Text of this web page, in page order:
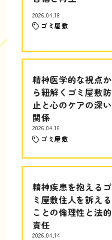
2026.04.18
ゴミ屋敷
精神医学的な視点か
ら紐解くゴミ屋敷防
止と心のケアの深い
関係
2026.04.16
ゴミ屋敷
精神疾患を抱えるゴ
ミ屋敷住人を訴える
ことの倫理性と法的
責任
2026.04.14